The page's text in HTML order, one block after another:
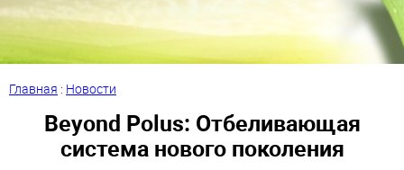
Главная : Новости
Beyond Polus: Отбеливающая
система нового поколения